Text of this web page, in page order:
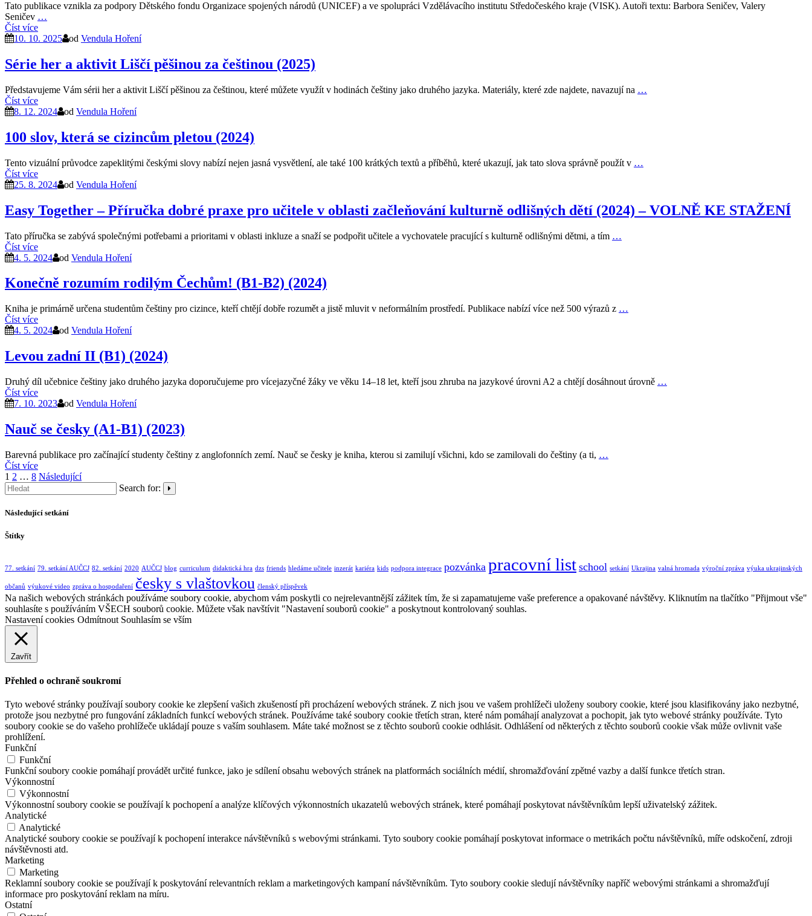
Tato publikace vznikla za podpory Dětského fondu Organizace spojených národů (UNICEF) a ve spolupráci Vzdělávacího institutu Středočeského kraje (VISK). Autoři textu: Barbora Seničev, Valery
Seničev …
Číst více
10. 10. 2025
od Vendula Hoření
Série her a aktivit Liščí pěšinou za češtinou (2025)
Představujeme Vám sérii her a aktivit Liščí pěšinou za češtinou, které můžete využít v hodinách češtiny jako druhého jazyka. Materiály, které zde najdete, navazují na …
Číst více
8. 12. 2024
od Vendula Hoření
100 slov, která se cizincům pletou (2024)
Tento vizuální průvodce zapeklitými českými slovy nabízí nejen jasná vysvětlení, ale také 100 krátkých textů a příběhů, které ukazují, jak tato slova správně použít v …
Číst více
25. 8. 2024
od Vendula Hoření
Easy Together – Příručka dobré praxe pro učitele v oblasti začleňování kulturně odlišných dětí (2024) – VOLNĚ KE STAŽENÍ
Tato příručka se zabývá společnými potřebami a prioritami v oblasti inkluze a snaží se podpořit učitele a vychovatele pracující s kulturně odlišnými dětmi, a tím …
Číst více
4. 5. 2024
od Vendula Hoření
Konečně rozumím rodilým Čechům! (B1-B2) (2024)
Kniha je primárně určena studentům češtiny pro cizince, kteří chtějí dobře rozumět a jistě mluvit v neformálním prostředí. Publikace nabízí více než 500 výrazů z …
Číst více
4. 5. 2024
od Vendula Hoření
Levou zadní II (B1) (2024)
Druhý díl učebnice češtiny jako druhého jazyka doporučujeme pro vícejazyčné žáky ve věku 14–18 let, kteří jsou zhruba na jazykové úrovni A2 a chtějí dosáhnout úrovně …
Číst více
7. 10. 2023
od Vendula Hoření
Nauč se česky (A1-B1) (2023)
Barevná publikace pro začínající studenty češtiny z anglofonních zemí. Nauč se česky je kniha, kterou si zamilují všichni, kdo se zamilovali do češtiny (a ti, …
Číst více
Stránkování
příspěvků
1 2 … 8 Následující
Search for:
Následující setkání
Štítky
77. setkání 79. setkání AUČCJ 82. setkání 2020 AUČCJ blog curriculum didaktická hra dzs friends hledáme učitele inzerát kariéra kids podpora integrace pozvánka pracovní list school setkání Ukrajina valná hromada výroční zpráva výuka ukrajinských
občanů výukové video zpráva o hospodaření česky s vlaštovkou členský příspěvek
Na našich webových stránkách používáme soubory cookie, abychom vám poskytli co nejrelevantnější zážitek tím, že si zapamatujeme vaše preference a opakované návštěvy. Kliknutím na tlačítko "Přijmout vše"
souhlasíte s používáním VŠECH souborů cookie. Můžete však navštívit "Nastavení souborů cookie" a poskytnout kontrolovaný souhlas.
Nastavení cookies Odmítnout Souhlasím se vším
Zavřít
Přehled o ochraně soukromí
Tyto webové stránky používají soubory cookie ke zlepšení vašich zkušeností při procházení webových stránek. Z nich jsou ve vašem prohlížeči uloženy soubory cookie, které jsou klasifikovány jako nezbytné,
protože jsou nezbytné pro fungování základních funkcí webových stránek. Používáme také soubory cookie třetích stran, které nám pomáhají analyzovat a pochopit, jak tyto webové stránky používáte. Tyto
soubory cookie se do vašeho prohlížeče ukládají pouze s vaším souhlasem. Máte také možnost se z těchto souborů cookie odhlásit. Odhlášení od některých z těchto souborů cookie však může ovlivnit vaše
prohlížení.
Funkční
Funkční
Funkční soubory cookie pomáhají provádět určité funkce, jako je sdílení obsahu webových stránek na platformách sociálních médií, shromažďování zpětné vazby a další funkce třetích stran.
Výkonnostní
Výkonnostní
Výkonnostní soubory cookie se používají k pochopení a analýze klíčových výkonnostních ukazatelů webových stránek, které pomáhají poskytovat návštěvníkům lepší uživatelský zážitek.
Analytické
Analytické
Analytické soubory cookie se používají k pochopení interakce návštěvníků s webovými stránkami. Tyto soubory cookie pomáhají poskytovat informace o metrikách počtu návštěvníků, míře odskočení, zdroji
návštěvnosti atd.
Marketing
Marketing
Reklamní soubory cookie se používají k poskytování relevantních reklam a marketingových kampaní návštěvníkům. Tyto soubory cookie sledují návštěvníky napříč webovými stránkami a shromažďují
informace pro poskytování reklam na míru.
Ostatní